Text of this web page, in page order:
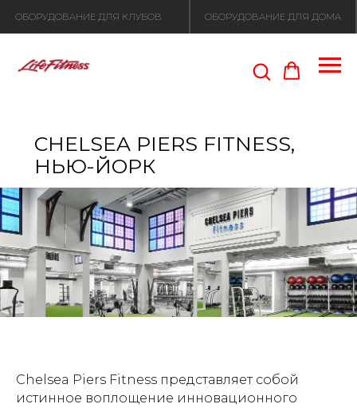
CHELSEA PIERS FITNESS,
НЬЮ-ЙОРК
Chelsea Piers Fitness представляет собой
истинное воплощение инновационного